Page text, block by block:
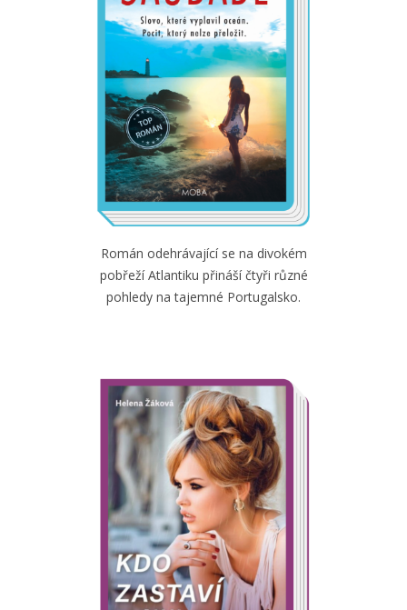
Román odehrávající se na divokém
pobřeží Atlantiku přináší čtyři různé
pohledy na tajemné Portugalsko.